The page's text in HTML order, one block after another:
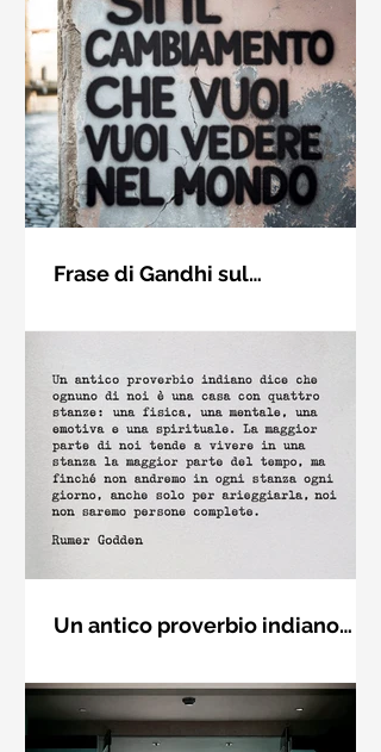
Frase di Gandhi sul
Un antico proverbio indiano
con la macchina per scrivere
ognuno di noi è una casa con quattro
stanze: una fisica, una mentale, una